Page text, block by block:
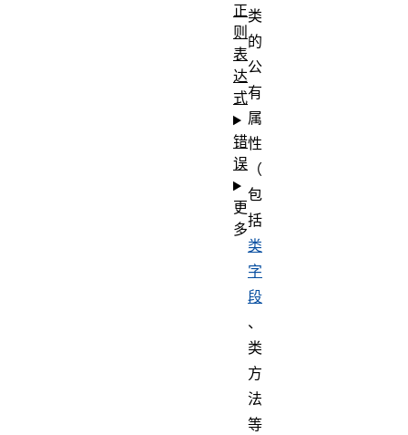
类
的
公
有
属
性
（
包
括
类
字
段
、
类
方
法
等
正
则
表
达
式
错
误
更
多